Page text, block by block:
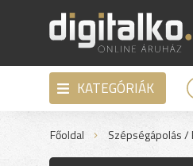
KATEGÓRIÁK
Főoldal Szépségápolás /